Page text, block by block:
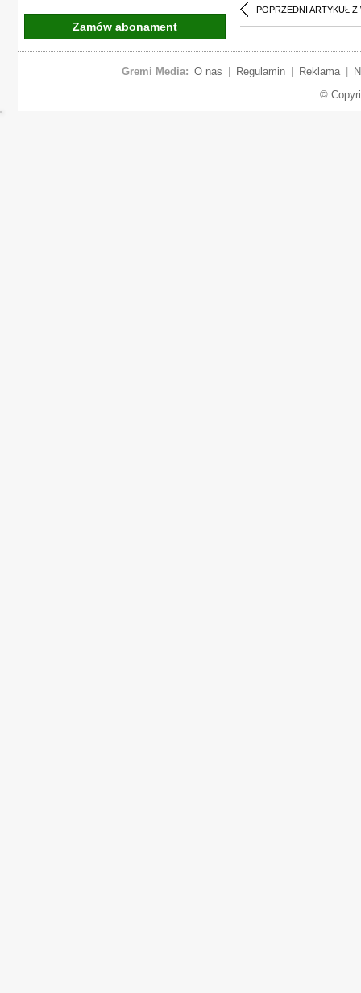
POPRZEDNI ARTYKUŁ Z
Zamów abonament
Gremi Media: O nas Regulamin Reklama
©